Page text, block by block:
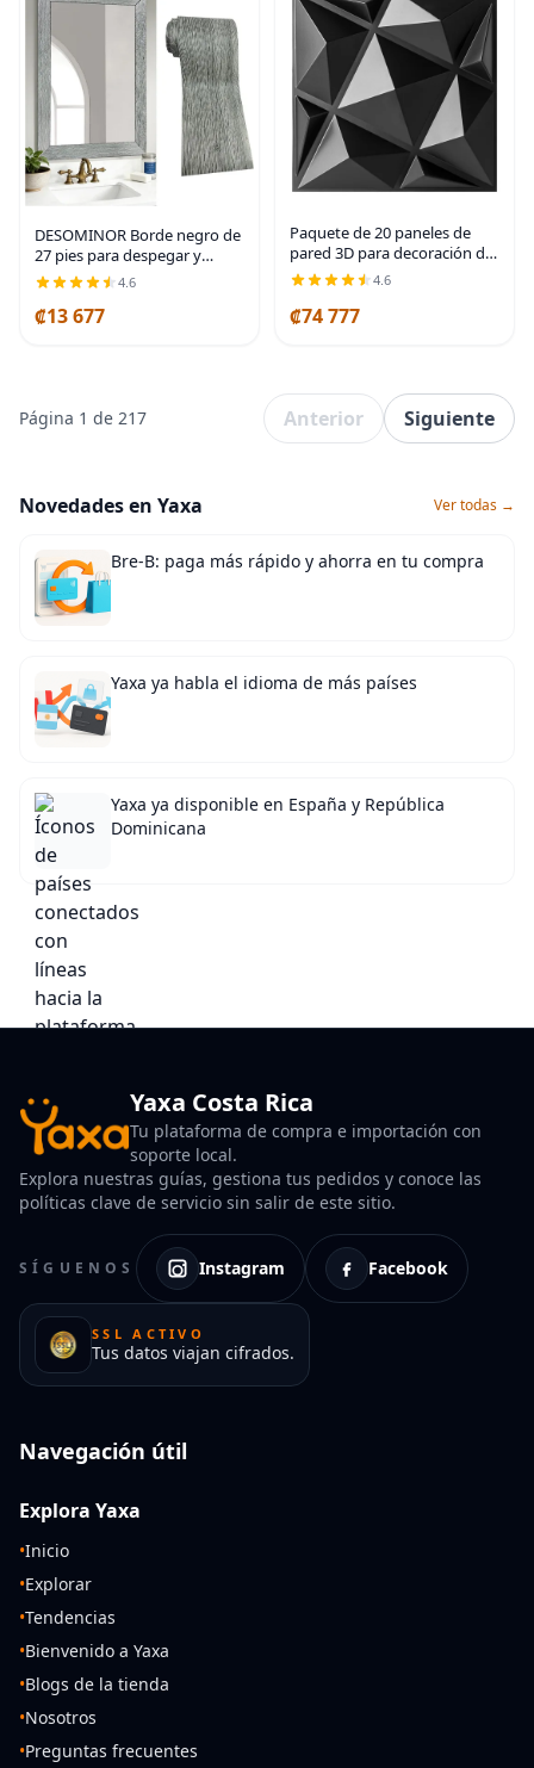
DESOMINOR Borde negro de
27 pies para despegar y
pegar, borde de madera
negra, extraíble,
impermeable, marco de
4.6
₡13 677
Paquete de 20 paneles de
pared 3D para decoración de
pared interior, 12 x 12
pulgadas, paneles de
diamante blanco para sala de
4.6
₡74 777
Página 1 de 217 Anterior Siguiente
Novedades en Yaxa Ver todas →
Bre-B: paga más rápido y ahorra en tu compra
Yaxa ya habla el idioma de más países
Yaxa ya disponible en España y República
Dominicana
Yaxa Costa Rica
Tu plataforma de compra e importación con
soporte local.
Explora nuestras guías, gestiona tus pedidos y conoce las
políticas clave de servicio sin salir de este sitio.
SÍGUENOS Instagram Facebook
SSL ACTIVO
Tus datos viajan cifrados.
Navegación útil
Explora Yaxa
•Inicio
•Explorar
•Tendencias
•Bienvenido a Yaxa
•Blogs de la tienda
•Nosotros
•Preguntas frecuentes